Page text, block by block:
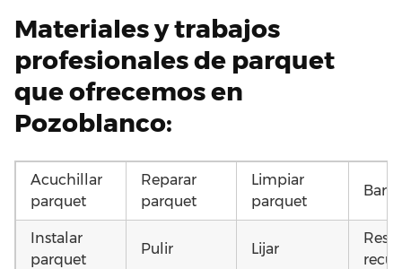
Materiales y trabajos
profesionales de parquet
que ofrecemos en
Pozoblanco:
Acuchillar
parquet
Reparar
parquet
Limpiar
parquet
Instalar
parquet
Pulir Lijar